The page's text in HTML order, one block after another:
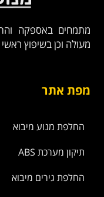
מתמחים באספקה
מעולה וכן בשיפוץ
מפת אתר
החלפת מנוע מיבוא
תיקון מערכת ABS
החלפת גירים מיבוא